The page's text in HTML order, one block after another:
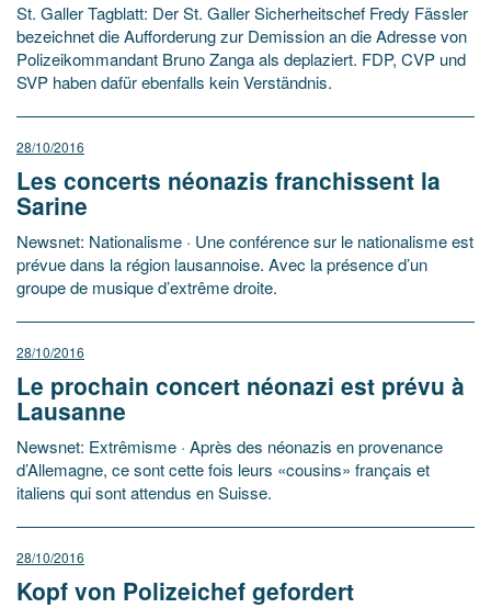
St. Galler Tagblatt: Der St. Galler Sicherheitschef Fredy Fässler
bezeichnet die Aufforderung zur Demission an die Adresse von
Polizeikommandant Bruno Zanga als deplaziert. FDP, CVP und
SVP haben dafür ebenfalls kein Verständnis.
28/10/2016
Les concerts néonazis franchissent la
Sarine
Newsnet: Nationalisme · Une conférence sur le nationalisme est
prévue dans la région lausannoise. Avec la présence d’un
groupe de musique d’extrême droite.
28/10/2016
Le prochain concert néonazi est prévu à
Lausanne
Newsnet: Extrêmisme · Après des néonazis en provenance
d’Allemagne, ce sont cette fois leurs «cousins» français et
italiens qui sont attendus en Suisse.
28/10/2016
Kopf von Polizeichef gefordert